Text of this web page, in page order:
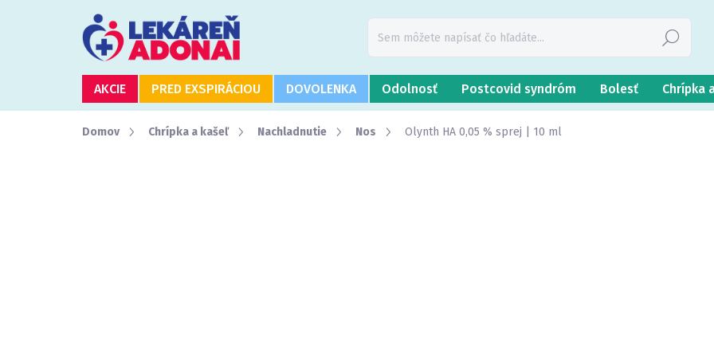
Hľadať
AKCIE PRED EXSPIRÁCIOU DOVOLENKA Odolnosť Postcovid syndróm Bolesť Chrípka
Domov Chrípka a kašeľ Nachladnutie Nos Olynth HA 0,05 % sprej | 10 ml